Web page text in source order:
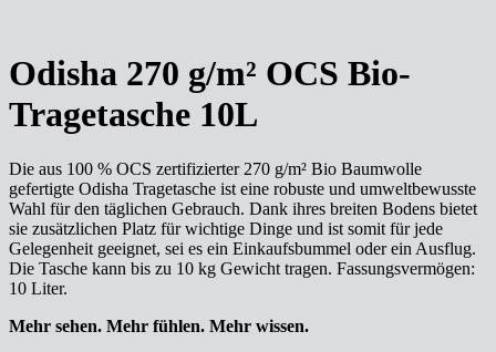
Odisha 270 g/m² OCS Bio-
Tragetasche 10L
Die aus 100 % OCS zertifizierter 270 g/m² Bio Baumwolle
gefertigte Odisha Tragetasche ist eine robuste und umweltbewusste
Wahl für den täglichen Gebrauch. Dank ihres breiten Bodens bietet
sie zusätzlichen Platz für wichtige Dinge und ist somit für jede
Gelegenheit geeignet, sei es ein Einkaufsbummel oder ein Ausflug.
Die Tasche kann bis zu 10 kg Gewicht tragen. Fassungsvermögen:
10 Liter.
Mehr sehen. Mehr fühlen. Mehr wissen.